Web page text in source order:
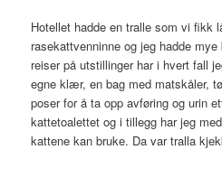
Hotellet hadde en tralle som vi fikk
rasekattvenninne og jeg hadde
reiser på utstillinger har i hvert fall
egne klær, en bag med matskåler,
poser for å ta opp avføring og urin
kattetoalettet og i tillegg har jeg
kattene kan bruke. Da var tralla